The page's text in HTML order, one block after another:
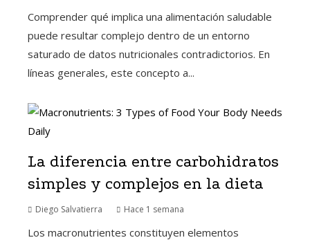
Comprender qué implica una alimentación saludable
puede resultar complejo dentro de un entorno
saturado de datos nutricionales contradictorios. En
líneas generales, este concepto a...
La diferencia entre carbohidratos
simples y complejos en la dieta
Diego Salvatierra Hace 1 semana
Los macronutrientes constituyen elementos